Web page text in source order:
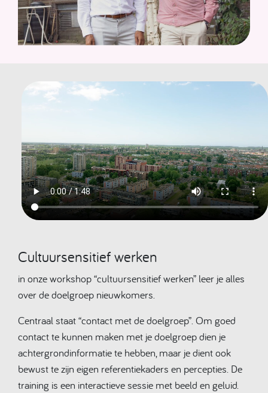
Cultuursensitief werken
in onze workshop “cultuursensitief werken” leer je alles
over de doelgroep nieuwkomers.
Centraal staat “contact met de doelgroep”. Om goed
contact te kunnen maken met je doelgroep dien je
achtergrondinformatie te hebben, maar je dient ook
bewust te zijn eigen referentiekaders en percepties. De
training is een interactieve sessie met beeld en geluid.